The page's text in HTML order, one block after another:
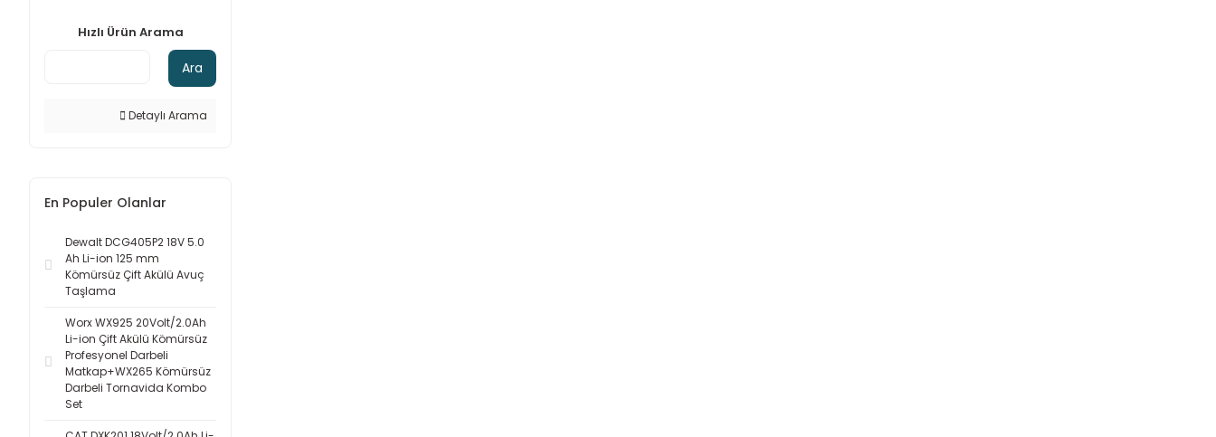
Hızlı Ürün Arama
Ara
Detaylı Arama
En Populer Olanlar
Dewalt DCG405P2 18V 5.0
Ah Li-ion 125 mm
Kömürsüz Çift Akülü Avuç
Taşlama
Worx WX925 20Volt/2.0Ah
Li-ion Çift Akülü Kömürsüz
Profesyonel Darbeli
Matkap+WX265 Kömürsüz
Darbeli Tornavida Kombo
Set